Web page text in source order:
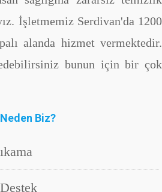
İşletmemiz Serdivan'da 1200
alanda hizmet vermektedir.
bunun için bir çok
Neden Biz?